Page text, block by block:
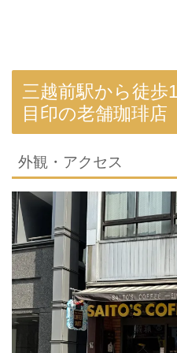
三越前駅から徒歩
目印の老舗珈琲店
外観・アクセス